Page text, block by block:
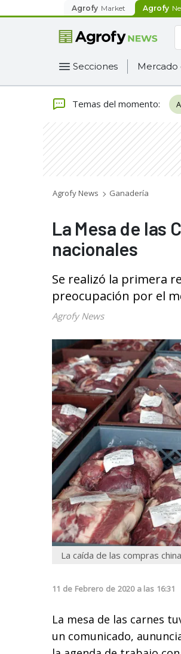
Agrofy Market Agrofy
Secciones Mercado
Temas del momento:
Agrofy News Ganadería
La Mesa de las
nacionales
Se realizó la primera
preocupación por el
Agrofy News
La caída de las compras
11 de Febrero de 2020 a las 16:31
La mesa de las carnes
un comunicado,